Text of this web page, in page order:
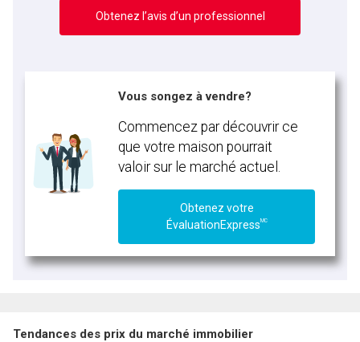
Obtenez l’avis d’un professionnel
Vous songez à vendre?
Commencez par découvrir ce
que votre maison pourrait
valoir sur le marché actuel.
Obtenez votre
ÉvaluationExpressMC
Tendances des prix du marché immobilier